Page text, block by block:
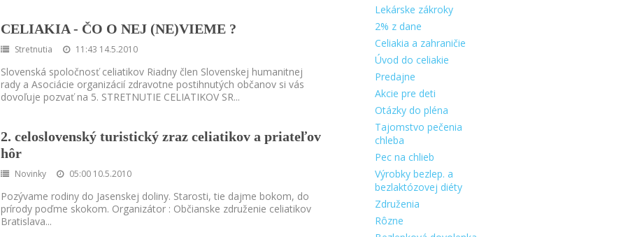
CELIAKIA - ČO O NEJ (NE)VIEME ?
Stretnutia 11:43 14.5.2010
Slovenská spoločnosť celiatikov Riadny člen Slovenskej humanitnej
rady a Asociácie organizácií zdravotne postihnutých občanov si vás
dovoľuje pozvať na 5. STRETNUTIE CELIATIKOV SR...
2. celoslovenský turistický zraz celiatikov a priateľov
hôr
Novinky 05:00 10.5.2010
Pozývame rodiny do Jasenskej doliny. Starosti, tie dajme bokom, do
prírody poďme skokom. Organizátor : Občianske združenie celiatikov
Bratislava...
Lekárske zákroky
2% z dane
Celiakia a zahraničie
Úvod do celiakie
Predajne
Akcie pre deti
Otázky do pléna
Tajomstvo pečenia
chleba
Pec na chlieb
Výrobky bezlep. a
bezlaktózovej diéty
Združenia
Rôzne